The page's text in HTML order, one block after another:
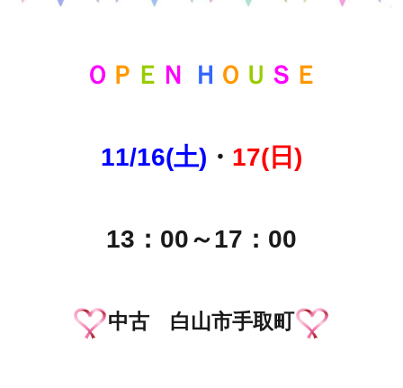
Ｏ Ｐ Ｅ Ｎ Ｈ Ｏ Ｕ Ｓ Ｅ
11/16(土) ・ 17(日)
13：00～17：00
中古 白山市手取町